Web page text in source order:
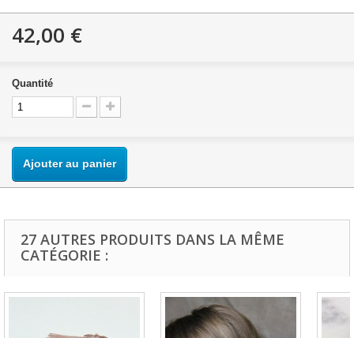
42,00 €
Quantité
Ajouter au panier
27 AUTRES PRODUITS DANS LA MÊME
CATÉGORIE :